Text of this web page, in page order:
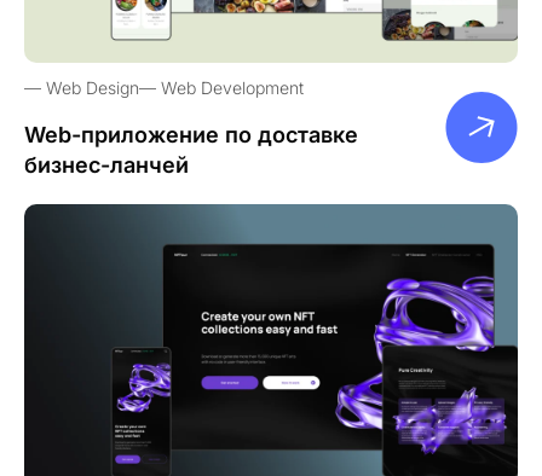
Web Design Web Development
Web-приложение по доставке
бизнес-ланчей